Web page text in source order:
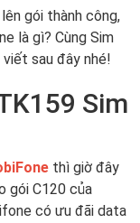
gói thành công,
là gì? Cùng Sim
sau đây nhé!
Sim
thì giờ đây
gói C120 của
có ưu đãi data